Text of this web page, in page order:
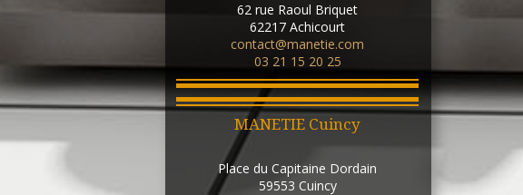
62 rue Raoul Briquet
62217 Achicourt
contact@manetie.com
03 21 15 20 25
MANETIE Cuincy
Place du Capitaine Dordain
59553 Cuincy